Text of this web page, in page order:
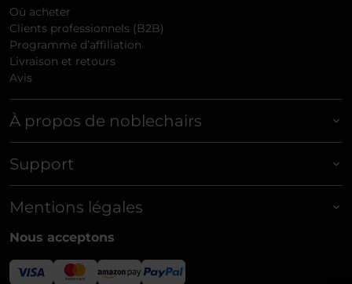
Où acheter
Clients professionnels (B2B)
Programme d’affiliation
Livraison et retours
Avis
À propos de noblechairs
Support
Mentions légales
Nous acceptons